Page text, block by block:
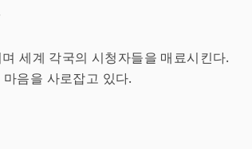
세계 각국의 시청자들을 매료시킨다.
음을 사로잡고 있다.